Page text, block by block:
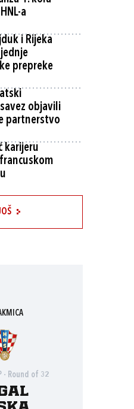
a
i Rijeka
prepreke
objavili
partnerstvo
karijeru
- Round of 32